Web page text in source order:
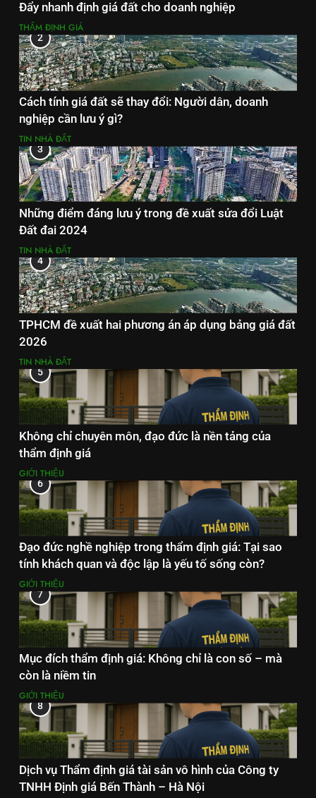
Đẩy nhanh định giá đất cho doanh nghiệp
THẨM ĐỊNH GIÁ
2
Cách tính giá đất sẽ thay đổi: Người dân, doanh
nghiệp cần lưu ý gì?
TIN NHÀ ĐẤT
3
Những điểm đáng lưu ý trong đề xuất sửa đổi Luật
Đất đai 2024
TIN NHÀ ĐẤT
4
TPHCM đề xuất hai phương án áp dụng bảng giá đất
2026
TIN NHÀ ĐẤT
5
Không chỉ chuyên môn, đạo đức là nền tảng của
thẩm định giá
GIỚI THIỆU
6
Đạo đức nghề nghiệp trong thẩm định giá: Tại sao
tính khách quan và độc lập là yếu tố sống còn?
GIỚI THIỆU
7
Mục đích thẩm định giá: Không chỉ là con số – mà
còn là niềm tin
GIỚI THIỆU
8
Dịch vụ Thẩm định giá tài sản vô hình của Công ty
TNHH Định giá Bến Thành – Hà Nội